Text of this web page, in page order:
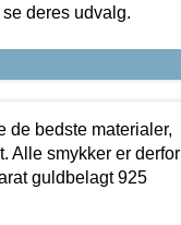
deres udvalg.
de bedste materialer,
Alle smykker er derfor
guldbelagt 925